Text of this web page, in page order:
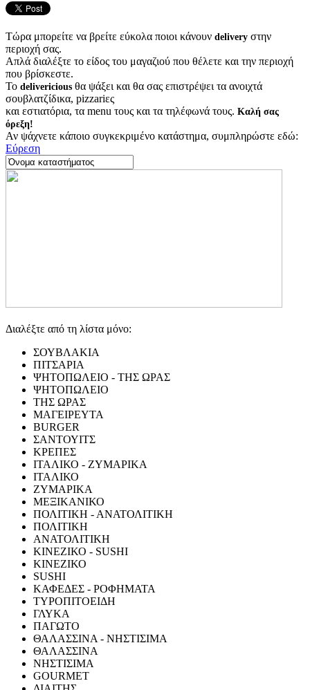
Τώρα μπορείτε να βρείτε εύκολα ποιοι κάνουν delivery στην
περιοχή σας.
Απλά διαλέξτε το είδος του μαγαζιού που θέλετε και την περιοχή
που βρίσκεστε.
Το delivericious θα ψάξει και θα σας επιστρέψει τα ανοιχτά
σουβλατζίδικα, pizzariες
και εστιατόρια, τα menu τους και τα τηλέφωνά τους. Καλή σας
όρεξη!
Αν ψάχνετε κάποιο συγκεκριμένο κατάστημα, συμπληρώστε εδώ:
Εύρεση
Διαλέξτε από τη λίστα μόνο:
ΣΟΥΒΛΑΚΙΑ
ΠΙΤΣΑΡΙΑ
ΨΗΤΟΠΩΛΕΙΟ - ΤΗΣ ΩΡΑΣ
ΨΗΤΟΠΩΛΕΙΟ
ΤΗΣ ΩΡΑΣ
ΜΑΓΕΙΡΕΥΤΑ
BURGER
ΣΑΝΤΟΥΙΤΣ
ΚΡΕΠΕΣ
ΙΤΑΛΙΚΟ - ΖΥΜΑΡΙΚΑ
ΙΤΑΛΙΚΟ
ΖΥΜΑΡΙΚΑ
ΜΕΞΙΚΑΝΙΚΟ
ΠΟΛΙΤΙΚΗ - ΑΝΑΤΟΛΙΤΙΚΗ
ΠΟΛΙΤΙΚΗ
ΑΝΑΤΟΛΙΤΙΚΗ
ΚΙΝΕΖΙΚΟ - SUSHI
ΚΙΝΕΖΙΚΟ
SUSHI
ΚΑΦΕΔΕΣ - ΡΟΦΗΜΑΤΑ
ΤΥΡΟΠΙΤΟΕΙΔΗ
ΓΛΥΚΑ
ΠΑΓΩΤΟ
ΘΑΛΑΣΣΙΝΑ - ΝΗΣΤΙΣΙΜΑ
ΘΑΛΑΣΣΙΝΑ
ΝΗΣΤΙΣΙΜΑ
GOURMET